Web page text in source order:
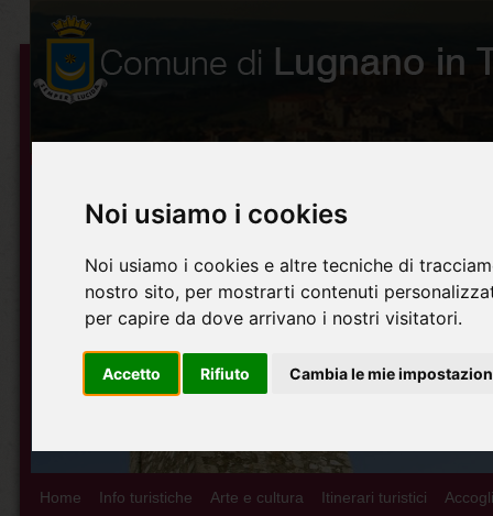
Noi usiamo i cookies
Noi usiamo i cookies e altre tecniche di
nostro sito, per mostrarti contenuti
per capire da dove arrivano i nostri visitatori.
Accetto Rifiuto Cambia le mie
Home Info turistiche Arte e cultura Itinerari turistici